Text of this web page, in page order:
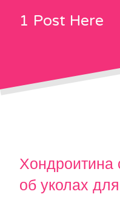
1 Post Here
об уколах